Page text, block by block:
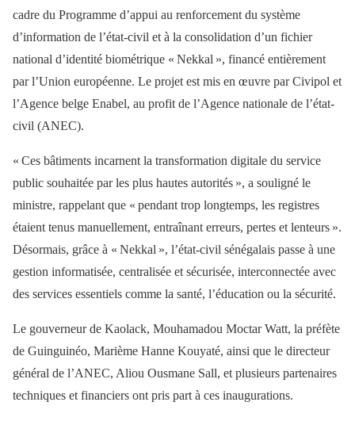
cadre du Programme d’appui au renforcement du système
d’information de l’état-civil et à la consolidation d’un fichier
national d’identité biométrique « Nekkal », financé entièrement
par l’Union européenne. Le projet est mis en œuvre par Civipol et
l’Agence belge Enabel, au profit de l’Agence nationale de l’état-
civil (ANEC).
« Ces bâtiments incarnent la transformation digitale du service
public souhaitée par les plus hautes autorités », a souligné le
ministre, rappelant que « pendant trop longtemps, les registres
étaient tenus manuellement, entraînant erreurs, pertes et lenteurs ».
Désormais, grâce à « Nekkal », l’état-civil sénégalais passe à une
gestion informatisée, centralisée et sécurisée, interconnectée avec
des services essentiels comme la santé, l’éducation ou la sécurité.
Le gouverneur de Kaolack, Mouhamadou Moctar Watt, la préfète
de Guinguinéo, Marième Hanne Kouyaté, ainsi que le directeur
général de l’ANEC, Aliou Ousmane Sall, et plusieurs partenaires
techniques et financiers ont pris part à ces inaugurations.